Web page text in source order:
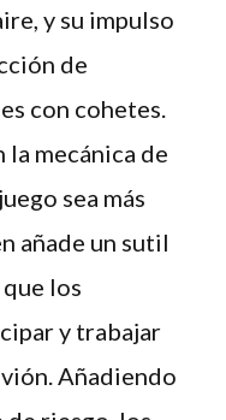
y su impulso
de
con cohetes.
mecánica de
sea más
añade un sutil
los
y trabajar
Añadiendo